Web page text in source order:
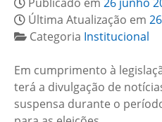
Última Atualização em
Categoria Institucional
Em cumprimento à
terá a divulgação de
suspensa durante o